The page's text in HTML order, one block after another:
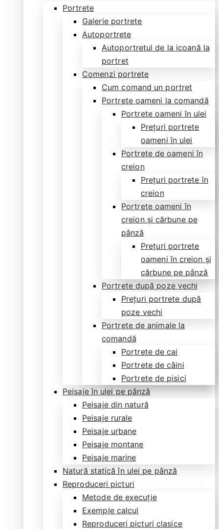
Portrete
Galerie portrete
Autoportrete
Autoportretul de la icoană la
portret
Comenzi portrete
Cum comand un portret
Portrete oameni la comandă
Portrete oameni în ulei
Prețuri portrete
oameni în ulei
Portrete de oameni în
creion
Prețuri portrete în
creion
Portrete oameni în
creion și cărbune pe
pânză
Prețuri portrete
oameni în creion și
cărbune pe pânză
Portrete după poze vechi
Prețuri portrete după
poze vechi
Portrete de animale la
comandă
Portrete de cai
Portrete de câini
Portrete de pisici
Peisaje în ulei pe pânză
Peisaje din natură
Peisaje rurale
Peisaje urbane
Peisaje montane
Peisaje marine
Natură statică în ulei pe pânză
Reproduceri picturi
Metode de execuție
Exemple calcul
Reproduceri picturi clasice